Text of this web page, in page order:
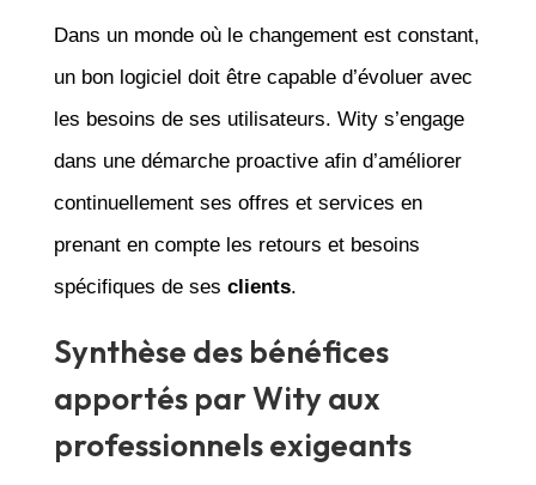
Dans un monde où le changement est constant,
un bon logiciel doit être capable d’évoluer avec
les besoins de ses utilisateurs. Wity s’engage
dans une démarche proactive afin d’améliorer
continuellement ses offres et services en
prenant en compte les retours et besoins
spécifiques de ses clients.
Synthèse des bénéfices
apportés par Wity aux
professionnels exigeants